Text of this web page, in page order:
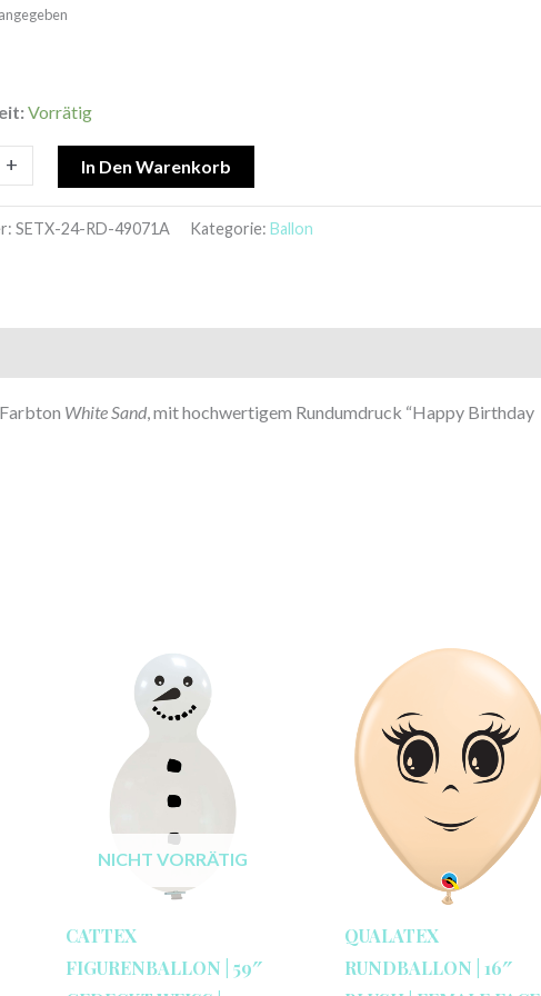
Vorrätig
+ In Den Warenkorb
SETX-24-RD-49071A Kategorie:Ballon
White Sand , mit hochwertigem Rundumdruck “Happy Birthday
NICHT VORRÄTIG
CATTEX
FIGURENBALLON | 59″
QUALATEX
RUNDBALLON | 16″